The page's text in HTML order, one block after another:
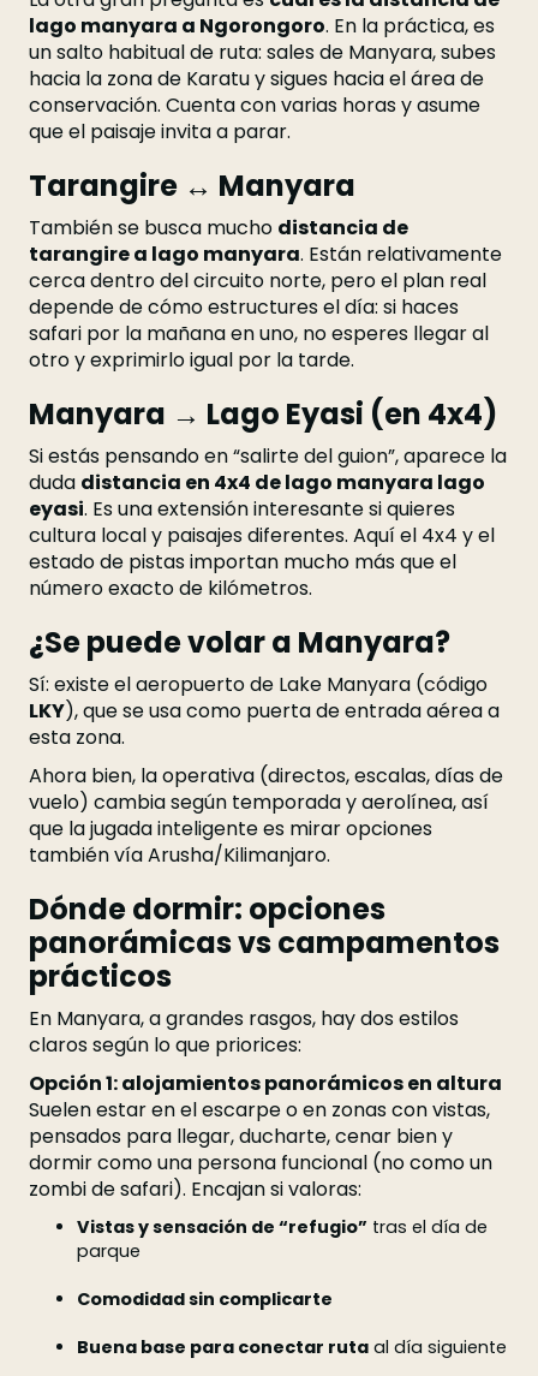
lago manyara a Ngorongoro. En la práctica, es
un salto habitual de ruta: sales de Manyara, subes
hacia la zona de Karatu y sigues hacia el área de
conservación. Cuenta con varias horas y asume
que el paisaje invita a parar.
Tarangire ↔ Manyara
También se busca mucho distancia de
tarangire a lago manyara. Están relativamente
cerca dentro del circuito norte, pero el plan real
depende de cómo estructures el día: si haces
safari por la mañana en uno, no esperes llegar al
otro y exprimirlo igual por la tarde.
Manyara → Lago Eyasi (en 4x4)
Si estás pensando en “salirte del guion”, aparece la
duda distancia en 4x4 de lago manyara lago
eyasi. Es una extensión interesante si quieres
cultura local y paisajes diferentes. Aquí el 4x4 y el
estado de pistas importan mucho más que el
número exacto de kilómetros.
¿Se puede volar a Manyara?
Sí: existe el aeropuerto de Lake Manyara (código
LKY), que se usa como puerta de entrada aérea a
esta zona.
Ahora bien, la operativa (directos, escalas, días de
vuelo) cambia según temporada y aerolínea, así
que la jugada inteligente es mirar opciones
también vía Arusha/Kilimanjaro.
Dónde dormir: opciones
panorámicas vs campamentos
prácticos
En Manyara, a grandes rasgos, hay dos estilos
claros según lo que priorices:
Opción 1: alojamientos panorámicos en altura
Suelen estar en el escarpe o en zonas con vistas,
pensados para llegar, ducharte, cenar bien y
dormir como una persona funcional (no como un
zombi de safari). Encajan si valoras:
Vistas y sensación de “refugio” tras el día de
parque
Comodidad sin complicarte
Buena base para conectar ruta al día siguiente